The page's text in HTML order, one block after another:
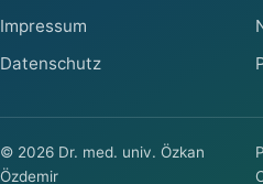
Impressum
Datenschutz
© 2026 Dr. med. univ. Özkan
Özdemir